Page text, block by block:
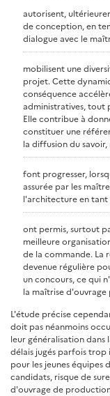
autorisent,
de conception, en
dialogue avec le
mobilisent une
projet. Cette
conséquence
administratives, tout
Elle contribue à
constituer une
la diffusion du
font progresser,
assurée par les
l'architecture en tant
ont permis, surtout
meilleure
de la commande. La
devenue régulière
un concours, ce qui
la maîtrise
L'étude précise
doit pas néanmoins
leur généralisation
délais jugés parfois
pour les jeunes équipes
candidats, risque de
d'ouvrage de